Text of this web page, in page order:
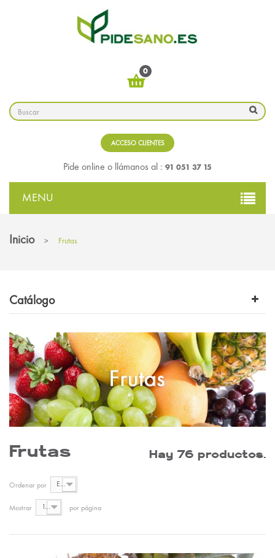
0
ACCESO CLIENTES
Pide online o llámanos al : 91 051 37 15
MENU
Inicio > Frutas
Catálogo
Frutas Hay 76 productos.
Ordenar por En stock
Mostrar 12 por página